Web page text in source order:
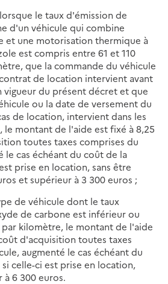
le taux d'émission de
d'un véhicule qui combine
et une motorisation thermique à
est compris entre 61 et 110
que la commande du véhicule
de location intervient avant
vigueur du présent décret et que
ou la date de versement du
de location, intervient dans les
le montant de l'aide est fixé à 8,25
toutes taxes comprises du
le cas échéant du coût de la
prise en location, sans être
et supérieur à 3 300 euros ;
de véhicule dont le taux
de carbone est inférieur ou
par kilomètre, le montant de l'aide
d'acquisition toutes taxes
augmenté le cas échéant du
celle-ci est prise en location,
à 6 300 euros.